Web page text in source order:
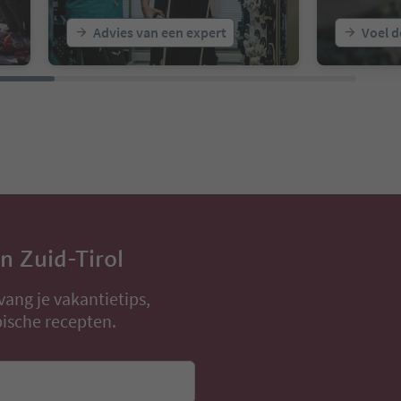
Advies van een expert Voel
Zuid-Tirol
je vakantietips,
recepten.